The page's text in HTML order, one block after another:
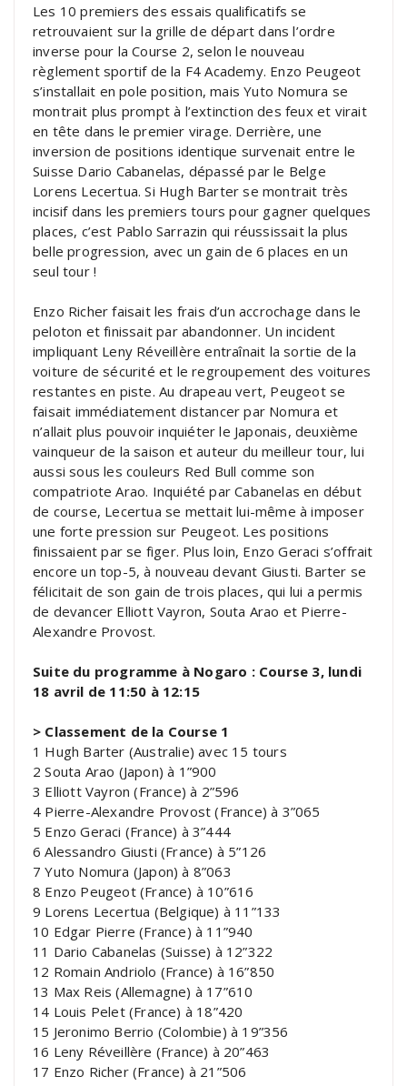
Les 10 premiers des essais qualificatifs se
retrouvaient sur la grille de départ dans l’ordre
inverse pour la Course 2, selon le nouveau
règlement sportif de la F4 Academy. Enzo Peugeot
s’installait en pole position, mais Yuto Nomura se
montrait plus prompt à l’extinction des feux et virait
en tête dans le premier virage. Derrière, une
inversion de positions identique survenait entre le
Suisse Dario Cabanelas, dépassé par le Belge
Lorens Lecertua. Si Hugh Barter se montrait très
incisif dans les premiers tours pour gagner quelques
places, c’est Pablo Sarrazin qui réussissait la plus
belle progression, avec un gain de 6 places en un
seul tour !
Enzo Richer faisait les frais d’un accrochage dans le
peloton et finissait par abandonner. Un incident
impliquant Leny Réveillère entraînait la sortie de la
voiture de sécurité et le regroupement des voitures
restantes en piste. Au drapeau vert, Peugeot se
faisait immédiatement distancer par Nomura et
n’allait plus pouvoir inquiéter le Japonais, deuxième
vainqueur de la saison et auteur du meilleur tour, lui
aussi sous les couleurs Red Bull comme son
compatriote Arao. Inquiété par Cabanelas en début
de course, Lecertua se mettait lui-même à imposer
une forte pression sur Peugeot. Les positions
finissaient par se figer. Plus loin, Enzo Geraci s’offrait
encore un top-5, à nouveau devant Giusti. Barter se
félicitait de son gain de trois places, qui lui a permis
de devancer Elliott Vayron, Souta Arao et Pierre-
Alexandre Provost.
Suite du programme à Nogaro : Course 3, lundi
18 avril de 11:50 à 12:15
> Classement de la Course 1
1 Hugh Barter (Australie) avec 15 tours
2 Souta Arao (Japon) à 1”900
3 Elliott Vayron (France) à 2”596
4 Pierre-Alexandre Provost (France) à 3”065
5 Enzo Geraci (France) à 3”444
6 Alessandro Giusti (France) à 5”126
7 Yuto Nomura (Japon) à 8”063
8 Enzo Peugeot (France) à 10”616
9 Lorens Lecertua (Belgique) à 11”133
10 Edgar Pierre (France) à 11”940
11 Dario Cabanelas (Suisse) à 12”322
12 Romain Andriolo (France) à 16”850
13 Max Reis (Allemagne) à 17”610
14 Louis Pelet (France) à 18”420
15 Jeronimo Berrio (Colombie) à 19”356
16 Leny Réveillère (France) à 20”463
17 Enzo Richer (France) à 21”506